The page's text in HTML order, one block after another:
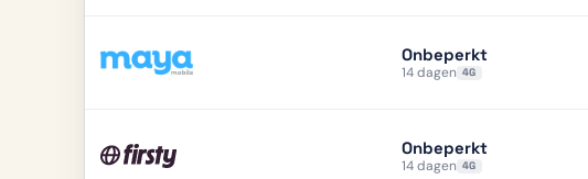
Onbeperkt
14 dagen 4G
Onbeperkt
14 dagen 4G